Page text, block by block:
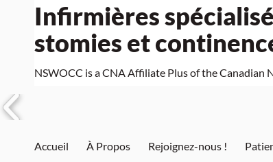
Infirmières
stomies et
NSWOCC is a CNA Affiliate Plus of the Canadian
Accueil À Propos Rejoignez-nous !